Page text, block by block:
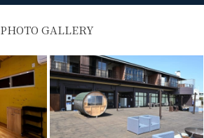
PHOTO GALLERY